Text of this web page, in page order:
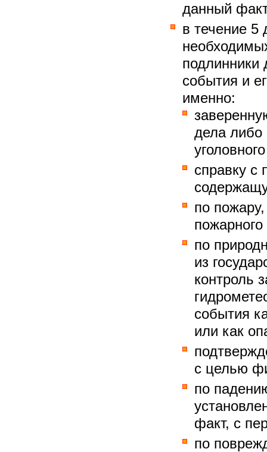
данный
в течение 5
подлинники
события и
именно:
дела либо
справку с
по
по
из
контроль
события
или как
с целью
по
факт, с
по